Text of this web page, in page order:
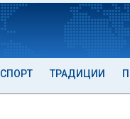
СПОРТ ТРАДИЦИИ